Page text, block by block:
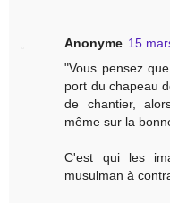
Anonyme 15
"Vous pensez
port du chapeau
de chantier,
même sur la
C'est qui les
musulman à